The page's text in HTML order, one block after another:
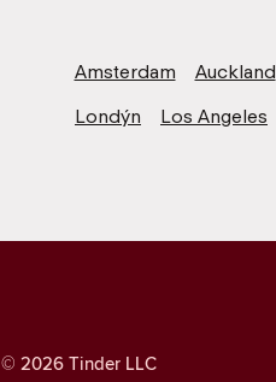
Amsterdam Auckland
Londýn
Los Angeles
© 2026 Tinder LLC